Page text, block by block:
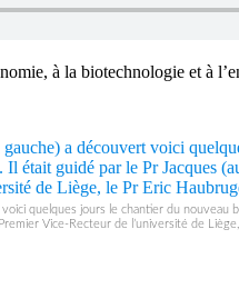
à la biotechnologie et à
quelques jours le chantier du nouveau
Vice-Recteur de l’université de